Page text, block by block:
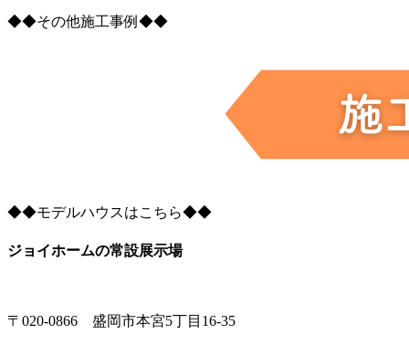
◆◆その他施工事例◆◆
◆◆モデルハウスはこちら◆◆
ジョイホームの常設展示場
〒020-0866 盛岡市本宮5丁目16-35